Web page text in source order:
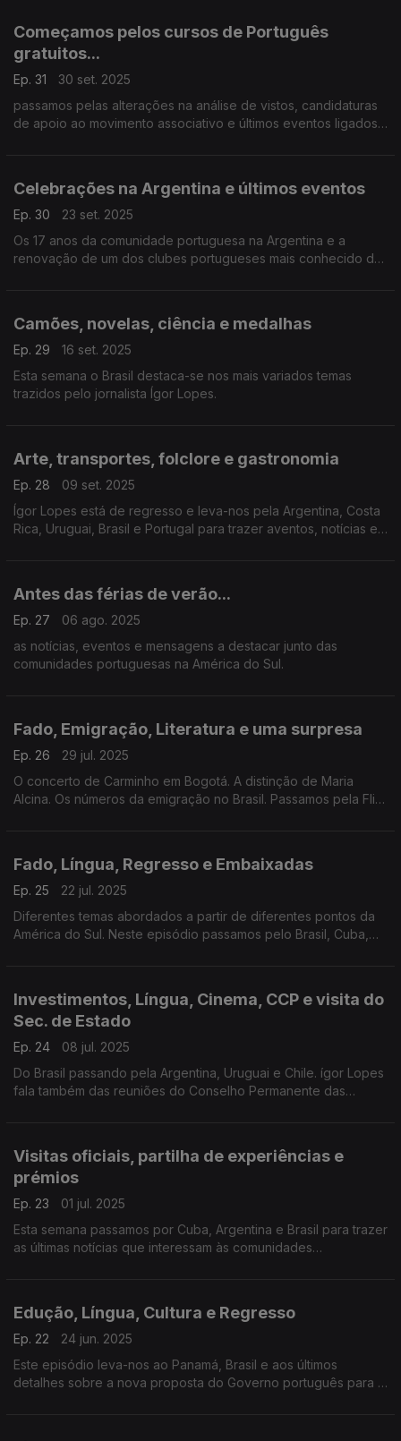
Começamos pelos cursos de Português
gratuitos...
Ep. 31
30 set. 2025
passamos pelas alterações na análise de vistos, candidaturas
de apoio ao movimento associativo e últimos eventos ligados
Celebrações na Argentina e últimos eventos
Ep. 30
23 set. 2025
Os 17 anos da comunidade portuguesa na Argentina e a
renovação de um dos clubes portugueses mais conhecido do
Camões, novelas, ciência e medalhas
Ep. 29
16 set. 2025
Esta semana o Brasil destaca-se nos mais variados temas
trazidos pelo jornalista Ígor Lopes.
Arte, transportes, folclore e gastronomia
Ep. 28
09 set. 2025
Ígor Lopes está de regresso e leva-nos pela Argentina, Costa
Rica, Uruguai, Brasil e Portugal para trazer aventos, notícias e
Antes das férias de verão...
Ep. 27
06 ago. 2025
as notícias, eventos e mensagens a destacar junto das
comunidades portuguesas na América do Sul.
Fado, Emigração, Literatura e uma surpresa
Ep. 26
29 jul. 2025
O concerto de Carminho em Bogotá. A distinção de Maria
Alcina. Os números da emigração no Brasil. Passamos pela Flip
Fado, Língua, Regresso e Embaixadas
Ep. 25
22 jul. 2025
Diferentes temas abordados a partir de diferentes pontos da
América do Sul. Neste episódio passamos pelo Brasil, Cuba,
Investimentos, Língua, Cinema, CCP e visita do
Sec. de Estado
Ep. 24
08 jul. 2025
Do Brasil passando pela Argentina, Uruguai e Chile. ígor Lopes
fala também das reuniões do Conselho Permanente das
Visitas oficiais, partilha de experiências e
prémios
Ep. 23
01 jul. 2025
Esta semana passamos por Cuba, Argentina e Brasil para trazer
as últimas notícias que interessam às comunidades
Edução, Língua, Cultura e Regresso
Ep. 22
24 jun. 2025
Este episódio leva-nos ao Panamá, Brasil e aos últimos
detalhes sobre a nova proposta do Governo português para o